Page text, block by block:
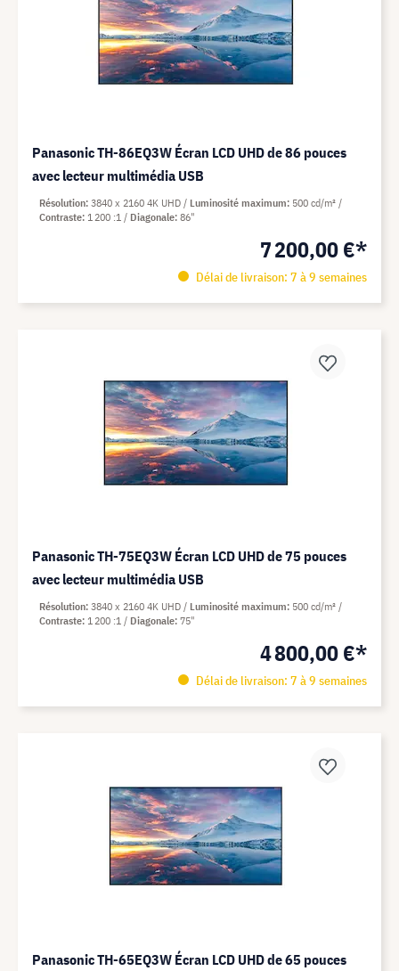
Panasonic TH-86EQ3W Écran LCD UHD de 86 pouces
avec lecteur multimédia USB
7 200,00 €*
Délai de livraison: 7 à 9 semaines
Résolution 3840 x 2160 4K UHD Luminosité maximum 500 cd/m²
Contraste 1 200 :1 Diagonale 86"
Panasonic TH-75EQ3W Écran LCD UHD de 75 pouces
avec lecteur multimédia USB
4 800,00 €*
Délai de livraison: 7 à 9 semaines
Résolution 3840 x 2160 4K UHD Luminosité maximum 500 cd/m²
Contraste 1 200 :1 Diagonale 75"
Panasonic TH-65EQ3W Écran LCD UHD de 65 pouces